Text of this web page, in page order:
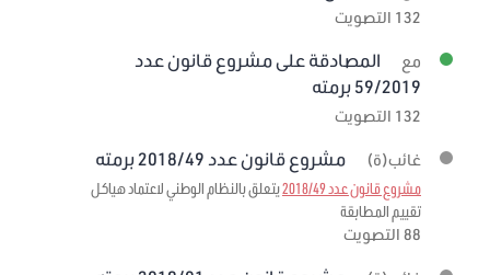
132 التصويت
مع
المصادقة على مشروع قانون عدد
59/2019 برمته
132 التصويت
غائب(ة) مشروع قانون عدد 2018/49 برمته
مشروع قانون عدد 2018/49
يتعلق بالنظام الوطني لاعتماد هياكل
تقييم المطابقة
88 التصويت